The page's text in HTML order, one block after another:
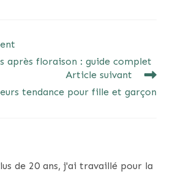
après floraison : guide complet
Article suivant
tendance pour fille et garçon
de 20 ans, j'ai travaillé pour la